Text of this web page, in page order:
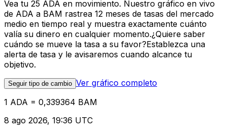
Vea tu 25 ADA en movimiento. Nuestro gráfico en vivo
de ADA a BAM rastrea 12 meses de tasas del mercado
medio en tiempo real y muestra exactamente cuánto
valía su dinero en cualquier momento.¿Quiere saber
cuándo se mueve la tasa a su favor?Establezca una
alerta de tasa y le avisaremos cuando alcance tu
objetivo.
Seguir tipo de cambio Ver gráfico completo
1 ADA = 0,339364 BAM
8 ago 2026, 19:36 UTC